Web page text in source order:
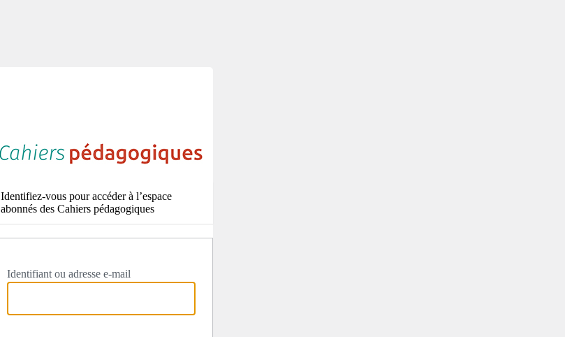
Identifiez-vous pour accéder à l’espace
abonnés des Cahiers pédagogiques
Identifiant ou adresse e-mail